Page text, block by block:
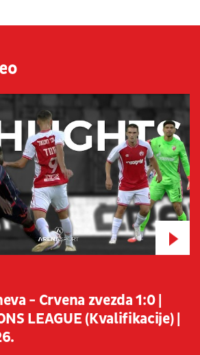
- Crvena zvezda 1:0 |
LEAGUE (Kvalifikacije) |